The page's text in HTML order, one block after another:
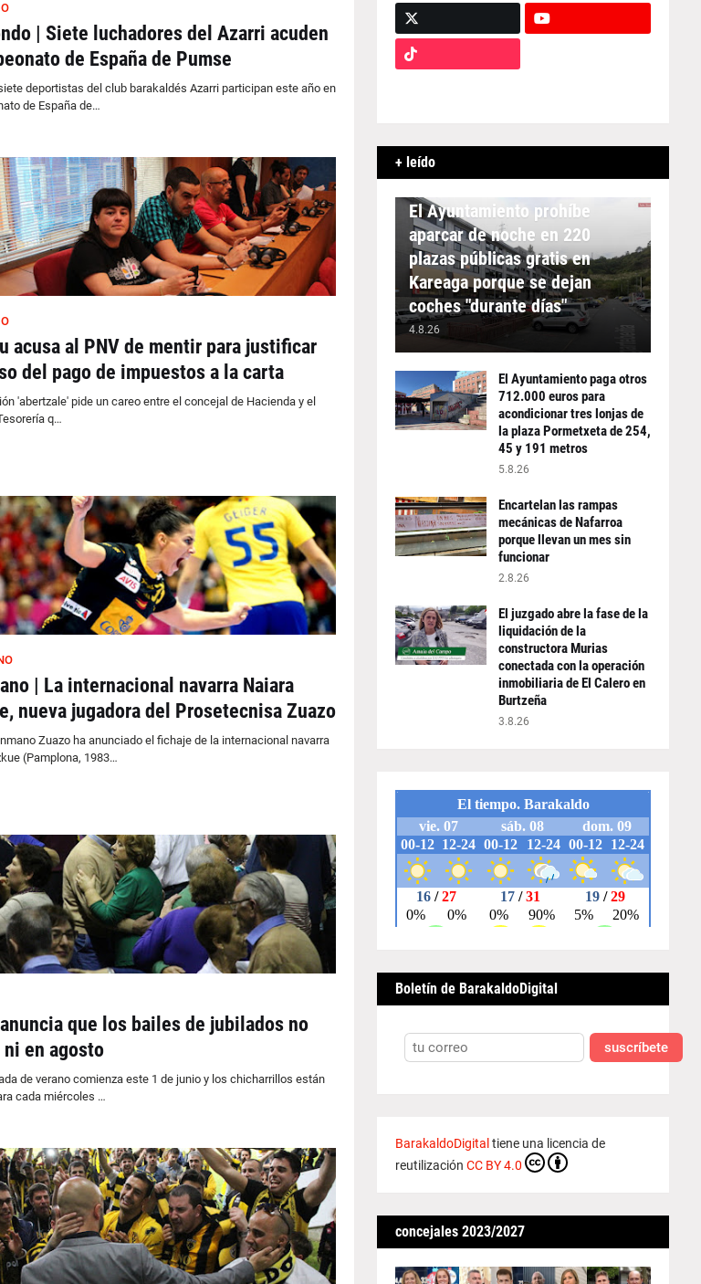
| Siete luchadores del Azarri acuden
de España de Pumse
deportistas del club barakaldés Azarri participan este año en
de España de…
acusa al PNV de mentir para justificar
del pago de impuestos a la carta
'abertzale' pide un careo entre el concejal de Hacienda y el
q…
| La internacional navarra Naiara
nueva jugadora del Prosetecnisa Zuazo
Zuazo ha anunciado el fichaje de la internacional navarra
(Pamplona, 1983…
que los bailes de jubilados no
ni en agosto
de verano comienza este 1 de junio y los chicharrillos están
cada miércoles …
+ leído
APARCAMIENTO
El Ayuntamiento prohíbe
aparcar de noche en 220
plazas públicas gratis en
Kareaga porque se dejan
coches "durante días"
4.8.26
El Ayuntamiento paga otros
712.000 euros para
acondicionar tres lonjas de
la plaza Pormetxeta de 254,
45 y 191 metros
5.8.26
Encartelan las rampas
mecánicas de Nafarroa
porque llevan un mes sin
funcionar
2.8.26
El juzgado abre la fase de la
liquidación de la
constructora Murias
conectada con la operación
inmobiliaria de El Calero en
Burtzeña
3.8.26
Boletín de BarakaldoDigital
suscríbete
BarakaldoDigital tiene una licencia de
reutilización CC BY 4.0
concejales 2023/2027